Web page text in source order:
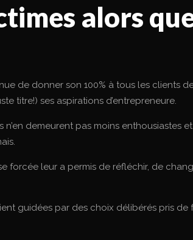
alors
de donner son 100% à tous les clients
titre!) ses aspirations d’entrepreneure.
demeurent pas moins enthousiastes
forcée leur a permis de réfléchir, de
guidées par des choix délibérés pris de